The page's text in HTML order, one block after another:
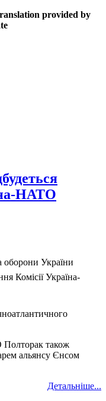
provided by
НАТО
оборони України
Комісії Україна-
Полторак також
альянсу Єнсом
Детальніше...